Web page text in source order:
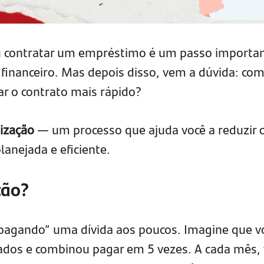
contratar um empréstimo é um passo
Mas depois disso, vem a dúvida:
o contrato mais rápido?
— um processo que ajuda você a reduzir
e eficiente.
uma dívida aos poucos. Imagine que
e combinou pagar em 5 vezes. A cada mês,